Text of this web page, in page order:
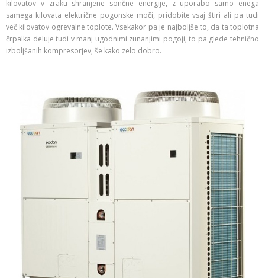
kilovatov v zraku shranjene sončne energije, z uporabo samo enega
samega kilovata električne pogonske moči, pridobite vsaj štiri ali pa tudi
več kilovatov ogrevalne toplote. Vsekakor pa je najboljše to, da ta toplotna
črpalka deluje tudi v manj ugodnimi zunanjimi pogoji, to pa glede tehnično
izboljšanih kompresorjev, še kako zelo dobro.